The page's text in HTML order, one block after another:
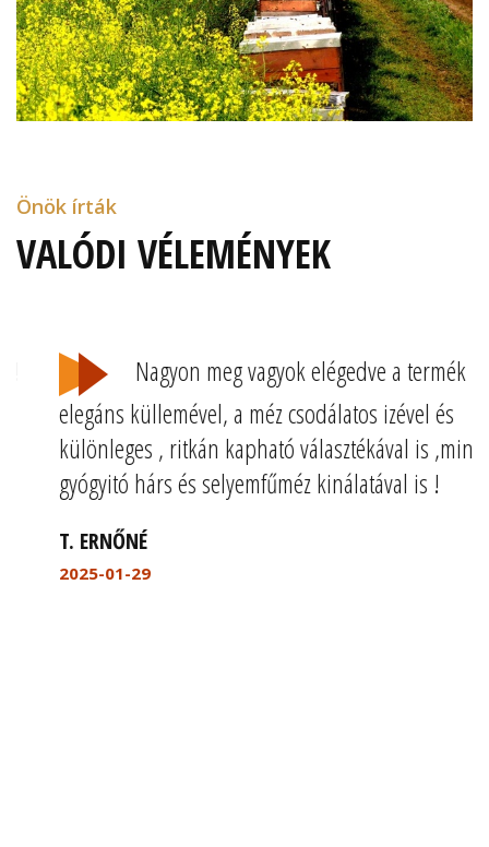
Önök írták
VALÓDI VÉLEMÉNYEK
Nagyon meg vagyok elégedve a termék
elegáns küllemével, a méz csodálatos izével és
különleges , ritkán kapható választékával is ,mint a
gyógyitó hárs és selyemfűméz kinálatával is !
T. ERNŐNÉ
2025-01-29